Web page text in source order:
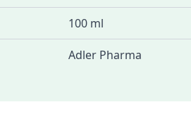
100 ml
Adler Pharma